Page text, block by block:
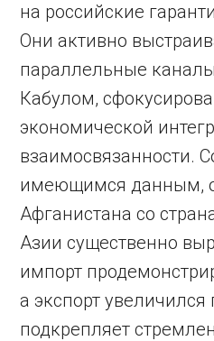
на российские
Они активно
параллельные
Кабулом,
экономической
взаимосвязанности.
имеющимся данным,
Афганистана со
Азии существенно
импорт
а экспорт увеличился
подкрепляет